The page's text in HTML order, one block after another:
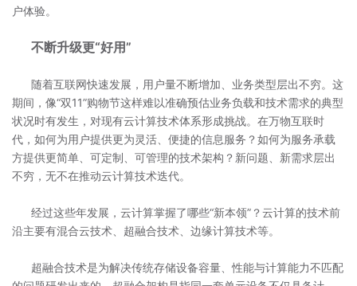
户体验。
不断升级更“好用”
随着互联网快速发展，用户量不断增加、业务类型层出不穷。这
期间，像“双11”购物节这样难以准确预估业务负载和技术需求的典型
状况时有发生，对现有云计算技术体系形成挑战。在万物互联时
代，如何为用户提供更为灵活、便捷的信息服务？如何为服务承载
方提供更简单、可定制、可管理的技术架构？新问题、新需求层出
不穷，无不在推动云计算技术迭代。
经过这些年发展，云计算掌握了哪些“新本领”？云计算的技术前
沿主要有混合云技术、超融合技术、边缘计算技术等。
超融合技术是为解决传统存储设备容量、性能与计算能力不匹配